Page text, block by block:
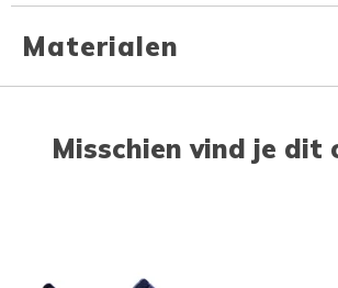
Materialen
Misschien vind je dit